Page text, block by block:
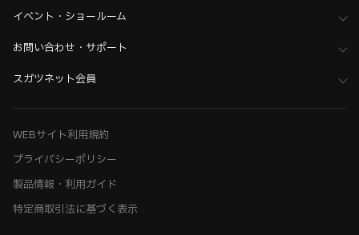
イベント・ショールーム
お問い合わせ・サポート
スガツネット会員
WEBサイト利用規約
プライバシーポリシー
製品情報・利用ガイド
特定商取引法に基づく表示